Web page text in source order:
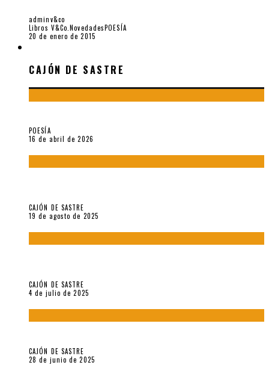
adminv&co
Libros V&Co.NovedadesPOESÍA
20 de enero de 2015
CAJÓN DE SASTRE
POESÍA
16 de abril de 2026
CAJÓN DE SASTRE
19 de agosto de 2025
CAJÓN DE SASTRE
4 de julio de 2025
CAJÓN DE SASTRE
28 de junio de 2025